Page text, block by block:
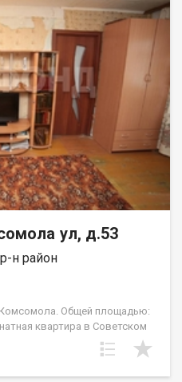
ул, д.53
н район
Комсомола. Общей площадью:
квартира в Советском
53. Квартира расположена на
дома. Площадь составляет